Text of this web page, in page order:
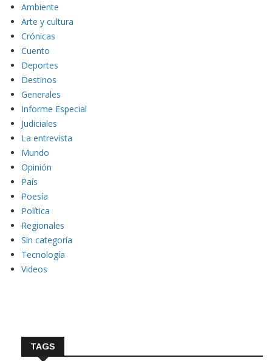
Ambiente
Arte y cultura
Crónicas
Cuento
Deportes
Destinos
Generales
Informe Especial
Judiciales
La entrevista
Mundo
Opinión
País
Poesía
Política
Regionales
Sin categoría
Tecnología
Videos
TAGS